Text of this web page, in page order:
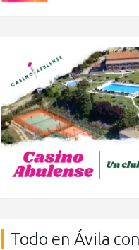
Todo en Ávila